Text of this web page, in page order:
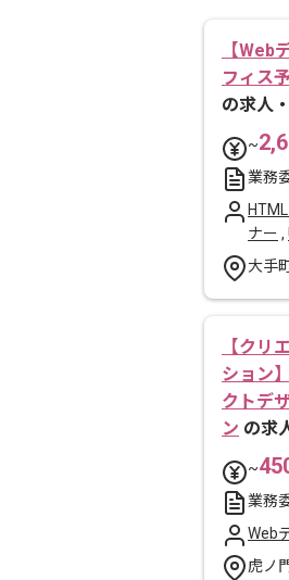
【Web
フィス
の求人
~
業務
ナー ,
大手
【クリ
ション
クトデ
ン の求
~
業務
Web
虎ノ